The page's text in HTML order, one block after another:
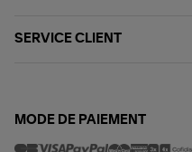
SERVICE CLIENT
MODE DE PAIEMENT